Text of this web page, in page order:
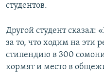
студентов.
Другой студент
за то, что ходим на эти
стипендию в 300
кормят и место в